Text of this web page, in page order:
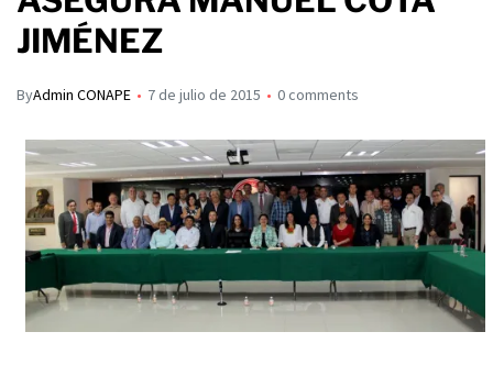
JIMÉNEZ
ByAdmin CONAPE 7 de julio de 2015 0 comments